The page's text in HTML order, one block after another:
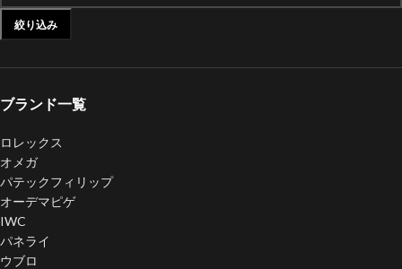
絞り込み
ブランド一覧
ロレックス
オメガ
パテックフィリップ
オーデマピゲ
IWC
パネライ
ウブロ